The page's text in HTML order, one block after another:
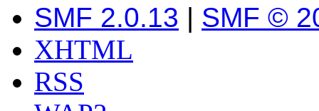
SMF 2.0.13 | SMF ©
XHTML
RSS